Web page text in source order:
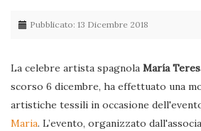
Pubblicato: 13 Dicembre 2018
La celebre artista spagnola María
scorso 6 dicembre, ha effettuato una
artistiche tessili in occasione
Maria. L’evento, organizzato